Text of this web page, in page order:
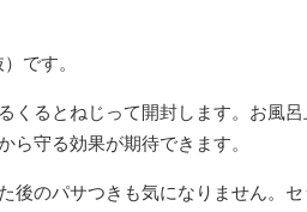
です。
くるとねじって開封します。お風
ら守る効果が期待できます。
後のパサつきも気になりません。